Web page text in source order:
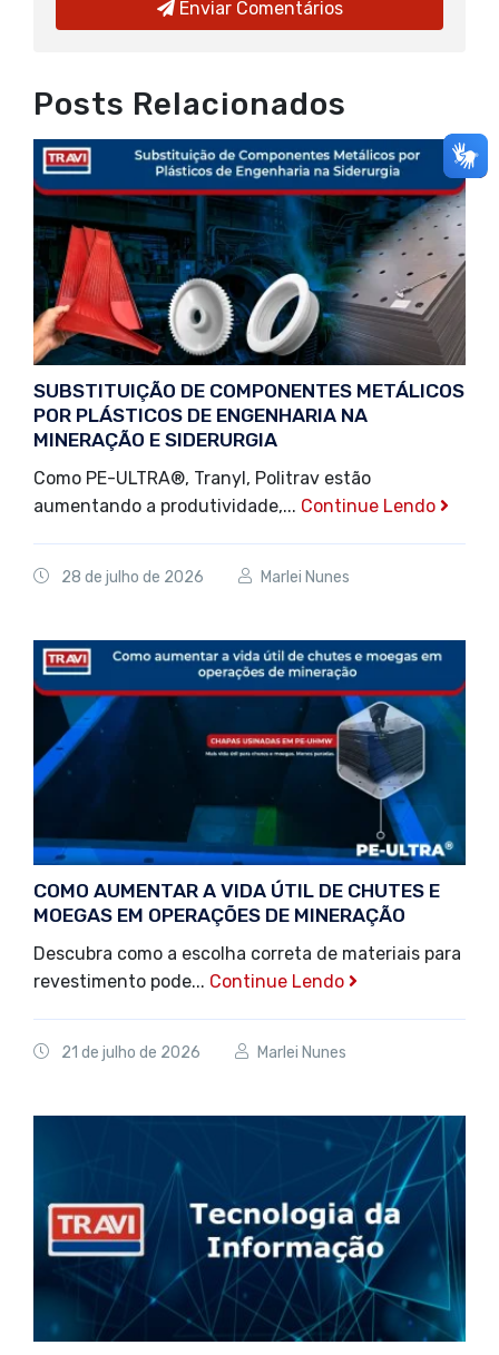
Enviar Comentários
Posts Relacionados
SUBSTITUIÇÃO DE COMPONENTES METÁLICOS
POR PLÁSTICOS DE ENGENHARIA NA
MINERAÇÃO E SIDERURGIA
Como PE-ULTRA®️, Tranyl, Politrav estão
aumentando a produtividade,... Continue Lendo
28 de julho de 2026 Marlei Nunes
COMO AUMENTAR A VIDA ÚTIL DE CHUTES E
MOEGAS EM OPERAÇÕES DE MINERAÇÃO
Descubra como a escolha correta de materiais para
revestimento pode... Continue Lendo
21 de julho de 2026 Marlei Nunes